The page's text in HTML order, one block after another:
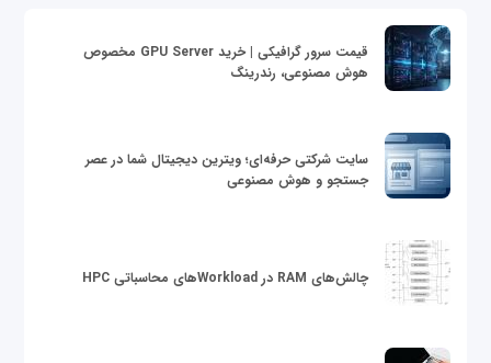
قیمت سرور گرافیکی | خرید GPU Server مخصوص
هوش مصنوعی، رندرینگ
سایت شرکتی حرفه‌ای؛ ویترین دیجیتال شما در عصر
جستجو و هوش مصنوعی
چالش‌های RAM در Workloadهای محاسباتی HPC